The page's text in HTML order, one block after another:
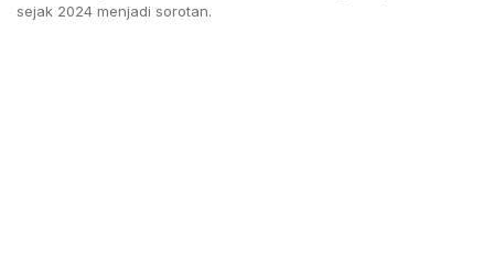
sejak 2024 menjadi sorotan.